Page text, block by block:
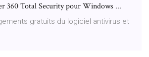
360 Total Security pour Windows ...
gratuits du logiciel antivirus et